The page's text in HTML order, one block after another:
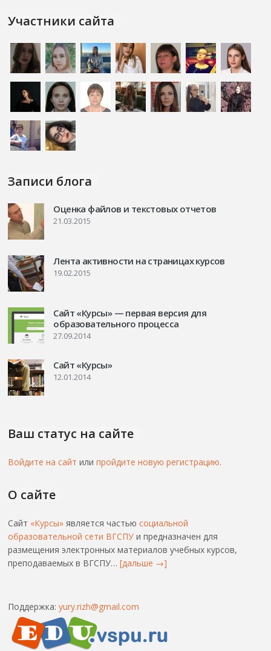
Участники сайта
Записи блога
Оценка файлов и текстовых отчетов
21.03.2015
Лента активности на страницах курсов
19.02.2015
Сайт «Курсы» — первая версия для
образовательного процесса
27.09.2014
Сайт «Курсы»
12.01.2014
Ваш статус на сайте
Войдите на сайт илипройдите новую регистрацию.
О сайте
Сайт «Курсы» является частьюсоциальной
образовательной сети ВГСПУ и предназначен для
размещения электронных материалов учебных курсов,
преподаваемых в ВГСПУ…[дальше →]
Поддержка:yury.rizh@gmail.com